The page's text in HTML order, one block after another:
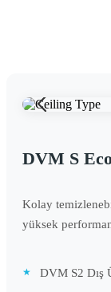
DVM S
Kolay
yüksek
DVM S2 Dış